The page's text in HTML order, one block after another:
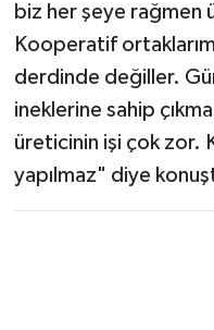
biz her şeye rağmen
Kooperatif
derdinde değiller.
ineklerine sahip
üreticinin işi çok zor.
yapılmaz" diye